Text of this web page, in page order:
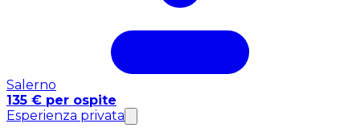
Salerno
135 € per ospite
Esperienza privata